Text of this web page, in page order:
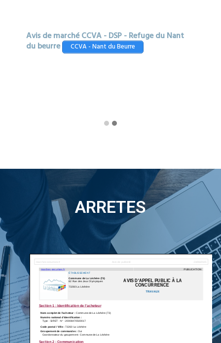
Avis de marché CCVA - DSP - Refuge du Nant
du beurre
CCVA - Nant du Beurre
ARRETES